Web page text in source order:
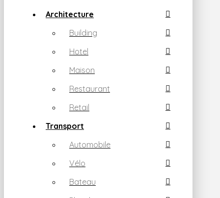
Architecture
Building
Hotel
Maison
Restaurant
Retail
Transport
Automobile
Vélo
Bateau